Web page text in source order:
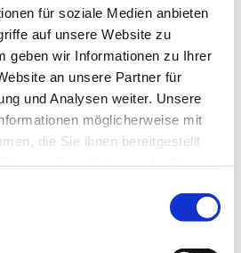
für soziale Medien anbieten
auf unsere Website zu
geben wir Informationen zu Ihrer
an unsere Partner für
und Analysen weiter. Unsere
möglicherweise mit
die Sie ihnen bereitgestellt
findest Du eine große Auswahl
die nach Städten sortiert sind,
ob Du eine neue
einen beruflichen Wechsel
Stelle in Deinem aktuellen